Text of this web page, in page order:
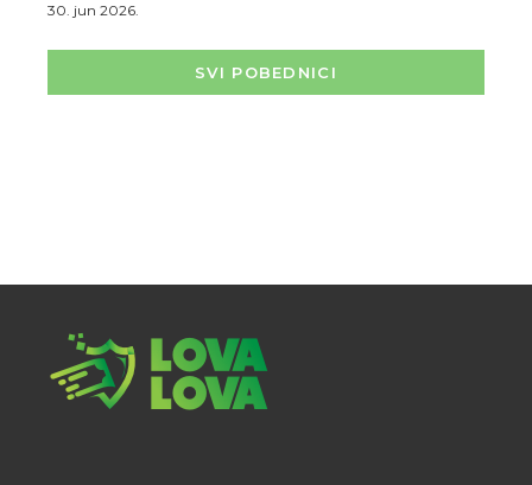
30. jun 2026.
SVI POBEDNICI